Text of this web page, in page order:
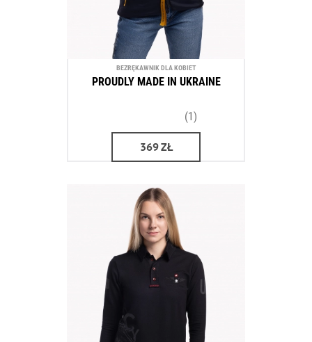
BEZRĘKAWNIK DLA KOBIET
PROUDLY MADE IN UKRAINE
(1)
369ZŁ